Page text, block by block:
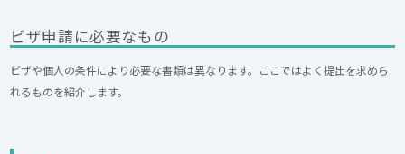
ビザ申請に必要なもの
ビザや個人の条件により必要な書類は異なります。ここではよく提出を求めら
れるものを紹介します。